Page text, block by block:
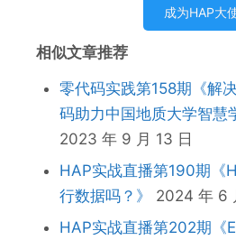
成为HAP大
相似文章推荐
零代码实践第158期《解
码助力中国地质大学智慧
2023 年 9 月 13 日
HAP实战直播第190期《
行数据吗？》
2024 年 6
HAP实战直播第202期《